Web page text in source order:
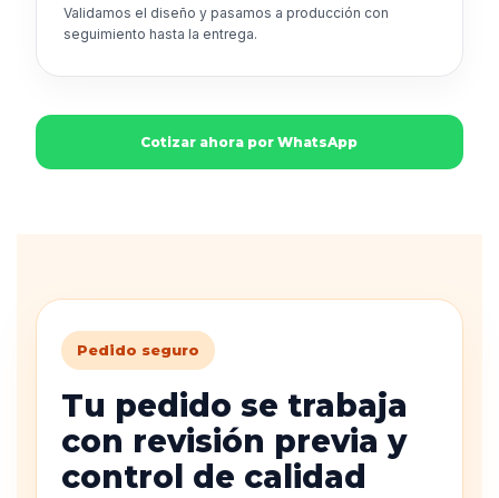
Validamos el diseño y pasamos a producción con
seguimiento hasta la entrega.
Cotizar ahora por WhatsApp
Pedido seguro
Tu pedido se trabaja
con revisión previa y
control de calidad